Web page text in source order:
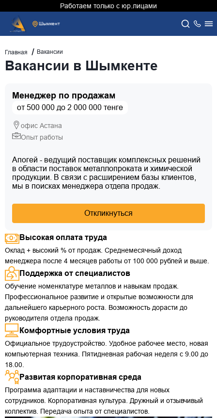
Работаем только с юр.лицами
Шымкент
Главная Вакансии
Вакансии в Шымкенте
Менеджер по продажам
от 500 000 до 2 000 000 тенге
офис Астана
Опыт работы
Апогей - ведущий поставщик комплексных решений
в области поставок металлопроката и химической
продукции. В связи с расширением базы клиентов,
мы в поисках менеджера отдела продаж.
Откликнуться
Высокая оплата труда
Оклад + высокий % от продаж. Среднемесячный доход
менеджера после 4 месяцев работы от 100 000 рублей и выше.
Поддержка от специалистов
Обучение номенклатуре металлов и навыкам продаж.
Профессиональное развитие и открытые возможности для
дальнейшего карьерного роста. Возможность дорасти до
руководителя отдела продаж.
Комфортные условия труда
Официальное трудоустройство. Удобное рабочее место, новая
компьютерная техника. Пятидневная рабочая неделя с 9.00 до
18.00.
Развитая корпоративная среда
Программа адаптации и наставничества для новых
сотрудников. Корпоративная культура. Дружный и отзывчивый
коллектив. Передача опыта от специалистов.